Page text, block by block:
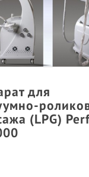
для
(LPG)